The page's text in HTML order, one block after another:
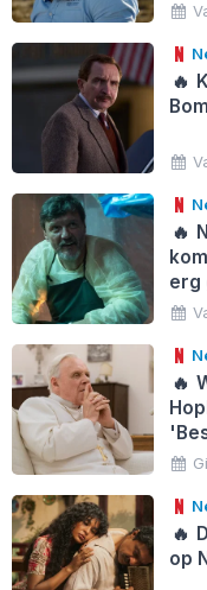
🔥
🔥
erg
🔥
🔥
op